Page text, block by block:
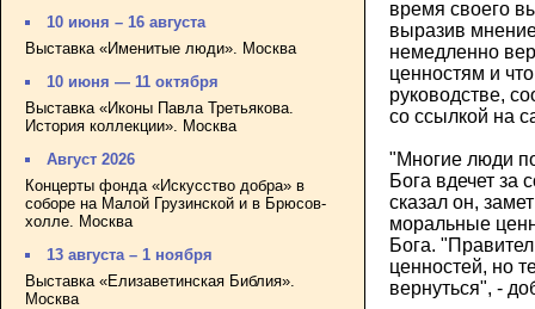
10 июня – 16 августа
Выставка «Именитые люди». Москва
10 июня — 11 октября
Выставка «Иконы Павла Третьякова.
История коллекции». Москва
Август 2026
Концерты фонда «Искусство добра» в
соборе на Малой Грузинской и в Брюсов-
холле. Москва
13 августа – 1 ноября
Выставка «Елизаветинская Библия».
Москва
время своего
выразив
немедленно
ценностям и
руководстве,
со ссылкой на
"Многие люди
Бога вдечет за
сказал он,
моральные
Бога.
ценностей, но
вернуться", -